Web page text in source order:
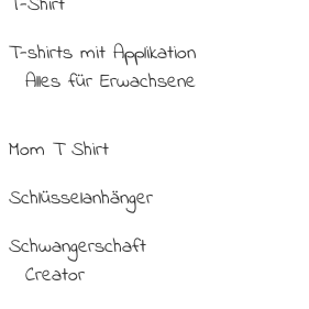
T-Shirt
T-shirts mit Applikation
Alles für Erwachsene
Mom T Shirt
Schlüsselanhänger
Schwangerschaft
Creator